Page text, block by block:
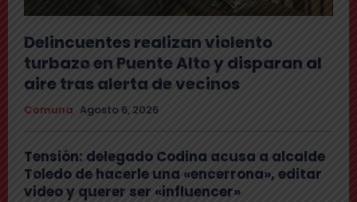
Delincuentes realizan violento
turbazo en Puente Alto y disparan al
aire tras alerta de vecinos
Comuna Agosto 6, 2026
Tensión: delegado Codina acusa a alcalde
Toledo de hacerle una «encerrona», editar
video y querer ser «influencer»